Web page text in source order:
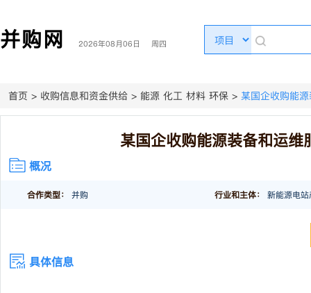
并购网 2026年08月06日 周四
首页 > 收购信息和资金供给 > 能源 化工 材料 环保 > 某国企收购能
某国企收购能源装备和运
概况
合作类型： 并购 行业和主体： 新能源电
具体信息